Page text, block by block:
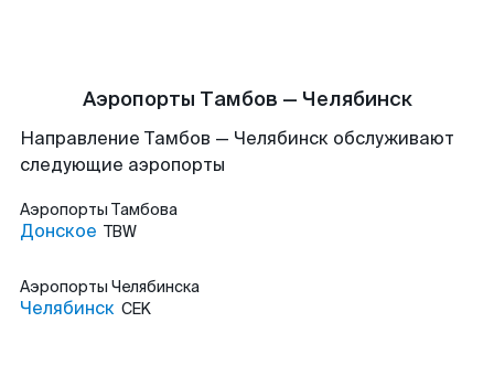
Аэропорты Тамбов — Челябинск
Направление Тамбов — Челябинск обслуживают
следующие аэропорты
Аэропорты Тамбова
Донское TBW
Аэропорты Челябинска
Челябинск CEK